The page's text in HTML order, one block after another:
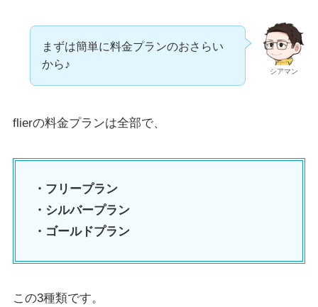
シアマン
まずは簡単に料金プランのおさらい
から♪
flierの料金プランは全部で、
・フリープラン
・シルバープラン
・ゴールドプラン
この3種類です。